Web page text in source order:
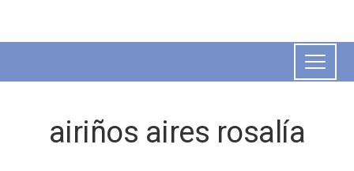
airiños aires rosalía